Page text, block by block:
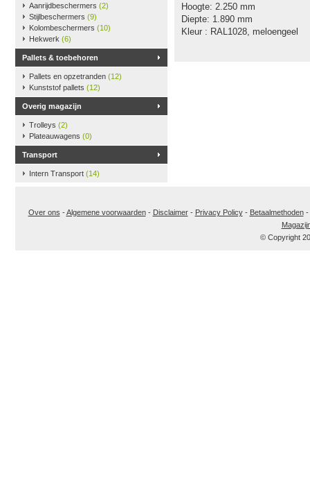
Aanrijdbeschermers (2)
Stijlbeschermers (9)
Kolombeschermers (10)
Hekwerk (6)
Pallets & toebehoren
Pallets en opzetranden (12)
Kunststof pallets (12)
Overig magazijn
Trolleys (2)
Plateauwagens (0)
Transport
Intern Transport (14)
Hoogte: 2.250 mm
Diepte: 1.890 mm
Kleur : RAL1028, meloengeel
Over ons -Algemene voorwaarden- Disclaimer- Privacy Policy- Betaalmethoden-
© Copyright